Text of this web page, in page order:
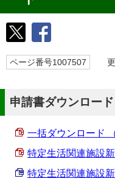
ページ番号1007507 更
申請書ダウンロード
一括ダウンロード
特定生活関連施設
特定生活関連施設